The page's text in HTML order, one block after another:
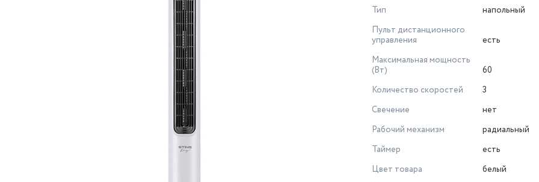
Тип
напольный
Пульт дистанционного
управления
есть
Максимальная мощность
(Вт)
60
Количество скоростей
3
Свечение
нет
Рабочий механизм
радиальный
Таймер
есть
Цвет товара
белый